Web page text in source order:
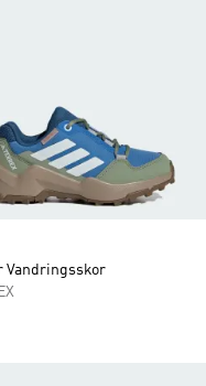
Vandringsskor